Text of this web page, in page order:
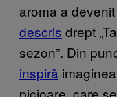
aroma a
descris drept
sezon”. Din
inspiră
picioare, care